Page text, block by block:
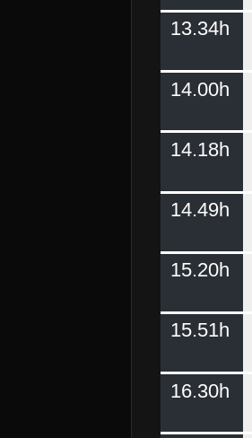
13.34h
14.00h
14.18h
14.49h
15.20h
15.51h
16.30h